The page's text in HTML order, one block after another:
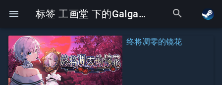
menu 标签 工画堂 下的Galgame search
终将凋零的镜花